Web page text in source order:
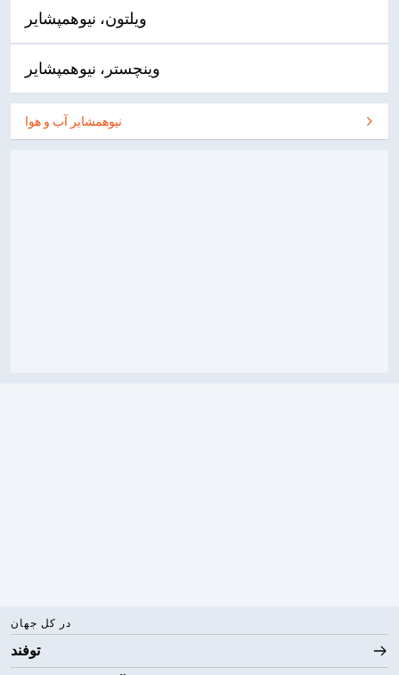
ویلتون، نیوهمپشایر
وینچستر، نیوهمپشایر
نیوهمشایر آب و هوا
در کل جهان
توفند